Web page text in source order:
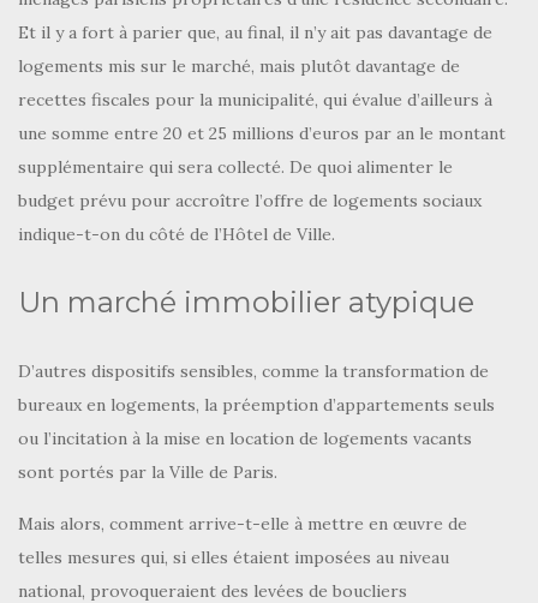
Et il y a fort à parier que, au final, il n’y ait pas davantage de
logements mis sur le marché, mais plutôt davantage de
recettes fiscales pour la municipalité, qui évalue d’ailleurs à
une somme entre 20 et 25 millions d’euros par an le montant
supplémentaire qui sera collecté. De quoi alimenter le
budget prévu pour accroître l’offre de logements sociaux
indique-t-on du côté de l’Hôtel de Ville.
Un marché immobilier atypique
D’autres dispositifs sensibles, comme la transformation de
bureaux en logements, la préemption d’appartements seuls
ou l’incitation à la mise en location de logements vacants
sont portés par la Ville de Paris.
Mais alors, comment arrive-t-elle à mettre en œuvre de
telles mesures qui, si elles étaient imposées au niveau
national, provoqueraient des levées de boucliers